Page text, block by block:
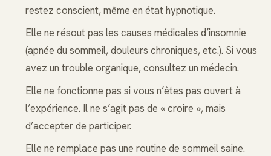
restez conscient, même en état hypnotique.
Elle ne résout pas les causes médicales d’insomnie
(apnée du sommeil, douleurs chroniques, etc.). Si vous
avez un trouble organique, consultez un médecin.
Elle ne fonctionne pas si vous n’êtes pas ouvert à
l’expérience. Il ne s’agit pas de « croire », mais
d’accepter de participer.
Elle ne remplace pas une routine de sommeil saine.